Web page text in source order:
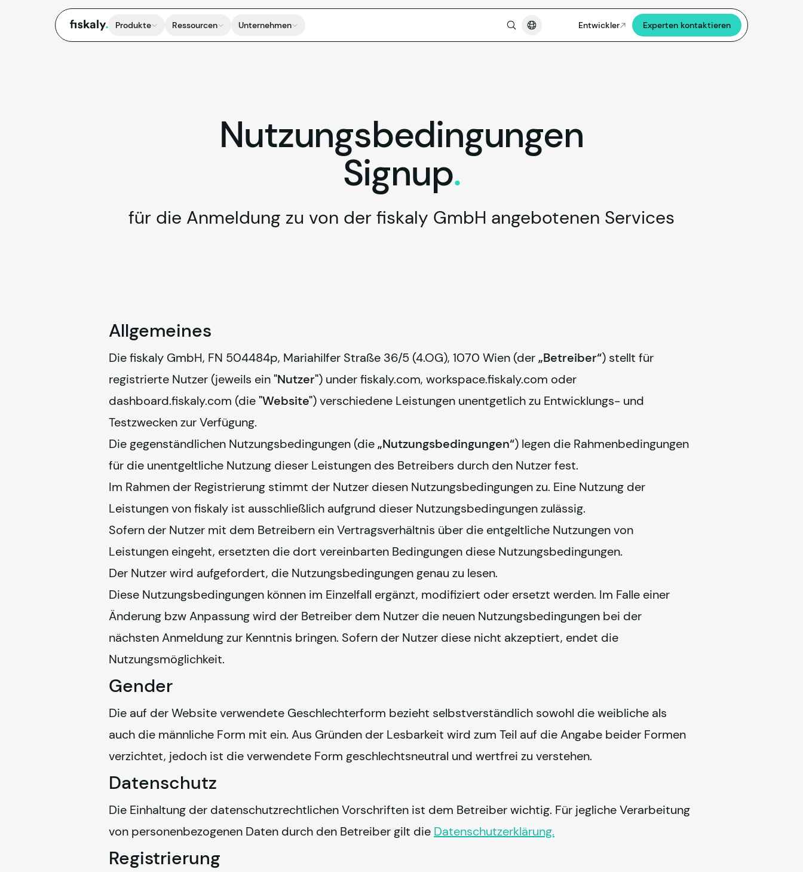
fiskaly. Produkte Ressourcen Unternehmen Entwickler Experten kontaktieren
Nutzungsbedingungen
Signup.
für die Anmeldung zu von der fiskaly GmbH angebotenen Services
Allgemeines
Die fiskaly GmbH, FN 504484p, Mariahilfer Straße 36/5 (4.OG), 1070 Wien (der „Betreiber“) stellt für
registrierte Nutzer (jeweils ein "Nutzer") under fiskaly.com, workspace.fiskaly.com oder
dashboard.fiskaly.com (die "Website") verschiedene Leistungen unentgetlich zu Entwicklungs- und
Testzwecken zur Verfügung.
Die gegenständlichen Nutzungsbedingungen (die „Nutzungsbedingungen“) legen die Rahmenbedingungen
für die unentgeltliche Nutzung dieser Leistungen des Betreibers durch den Nutzer fest.
Im Rahmen der Registrierung stimmt der Nutzer diesen Nutzungsbedingungen zu. Eine Nutzung der
Leistungen von fiskaly ist ausschließlich aufgrund dieser Nutzungsbedingungen zulässig.
Sofern der Nutzer mit dem Betreibern ein Vertragsverhältnis über die entgeltliche Nutzungen von
Leistungen eingeht, ersetzten die dort vereinbarten Bedingungen diese Nutzungsbedingungen.
Der Nutzer wird aufgefordert, die Nutzungsbedingungen genau zu lesen.
Diese Nutzungsbedingungen können im Einzelfall ergänzt, modifiziert oder ersetzt werden. Im Falle einer
Änderung bzw Anpassung wird der Betreiber dem Nutzer die neuen Nutzungsbedingungen bei der
nächsten Anmeldung zur Kenntnis bringen. Sofern der Nutzer diese nicht akzeptiert, endet die
Nutzungsmöglichkeit.
Gender
Die auf der Website verwendete Geschlechterform bezieht selbstverständlich sowohl die weibliche als
auch die männliche Form mit ein. Aus Gründen der Lesbarkeit wird zum Teil auf die Angabe beider Formen
verzichtet, jedoch ist die verwendete Form geschlechtsneutral und wertfrei zu verstehen.
Datenschutz
Die Einhaltung der datenschutzrechtlichen Vorschriften ist dem Betreiber wichtig. Für jegliche Verarbeitung
von personenbezogenen Daten durch den Betreiber gilt die Datenschutzerklärung.
Registrierung